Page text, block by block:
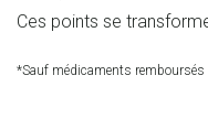
Ces points se
*Sauf médicaments remboursés